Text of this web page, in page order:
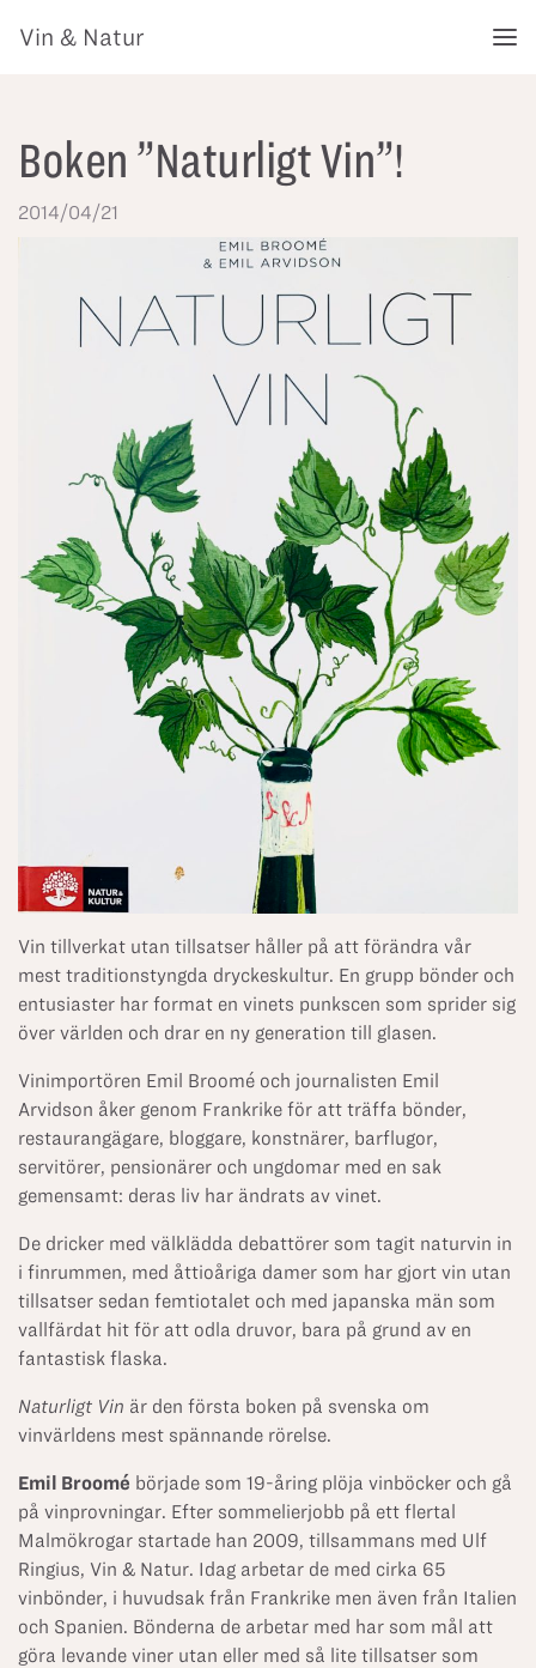
Vin & Natur
Boken ”Naturligt Vin”!
2014/04/21
Vin tillverkat utan tillsatser håller på att förändra vår
mest traditionstyngda dryckeskultur. En grupp bönder och
entusiaster har format en vinets punkscen som sprider sig
över världen och drar en ny generation till glasen.
Vinimportören Emil Broomé och journalisten Emil
Arvidson åker genom Frankrike för att träffa bönder,
restaurangägare, bloggare, konstnärer, barflugor,
servitörer, pensionärer och ungdomar med en sak
gemensamt: deras liv har ändrats av vinet.
De dricker med välklädda debattörer som tagit naturvin in
i finrummen, med åttioåriga damer som har gjort vin utan
tillsatser sedan femtiotalet och med japanska män som
vallfärdat hit för att odla druvor, bara på grund av en
fantastisk flaska.
Naturligt Vin är den första boken på svenska om
vinvärldens mest spännande rörelse.
Emil Broomé började som 19-åring plöja vinböcker och gå
på vinprovningar. Efter sommelierjobb på ett flertal
Malmökrogar startade han 2009, tillsammans med Ulf
Ringius, Vin & Natur. Idag arbetar de med cirka 65
vinbönder, i huvudsak från Frankrike men även från Italien
och Spanien. Bönderna de arbetar med har som mål att
göra levande viner utan eller med så lite tillsatser som